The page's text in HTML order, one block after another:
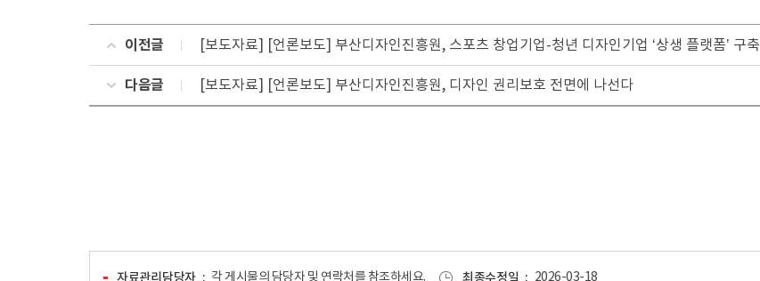
이전글 [보도자료] [언론보도] 부산디자인진흥원, 스포츠 창업기업-청년 디자인기업 ‘상생 플랫폼’ 구축
다음글 [보도자료] [언론보도] 부산디자인진흥원, 디자인 권리보호 전면에 나선다
자료관리담당자 각 게시물의 담당자 및 연락처를 참조하세요. 최종수정일 2026-03-18